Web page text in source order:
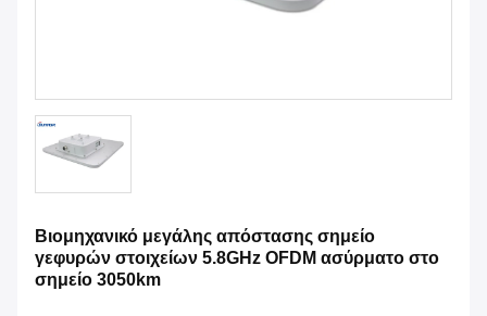
Βιομηχανικό μεγάλης απόστασης σημείο
γεφυρών στοιχείων 5.8GHz OFDM ασύρματο στο
σημείο 3050km